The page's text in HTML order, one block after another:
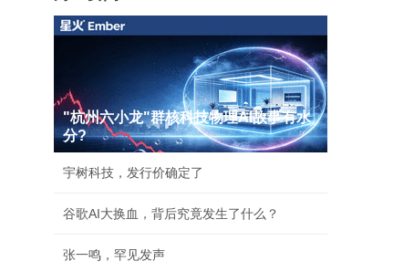
"杭州六小龙"群核科技物理AI故事有水
分?
宇树科技，发行价确定了
谷歌AI大换血，背后究竟发生了什么？
张一鸣，罕见发声